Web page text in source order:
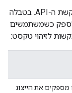
צריך לציין ערכים לשדות בגוף ה-JSON של בקשת ה-API. בטבלה
כשמשתמשים
לזיהוי טקסט:
את הייצוג